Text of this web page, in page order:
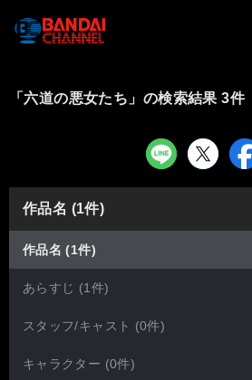
「六道の悪女たち」の検索結果 3件
作品名 (1件)
作品名 (1件)
あらすじ (1件)
スタッフ/キャスト (0件)
キャラクター (0件)